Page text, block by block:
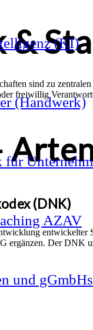
(KI)
(Handwerk)
AZAV
und gGmbHs
&
sind zu
freiwillig
(DNK)
entwickelter
Der DNK